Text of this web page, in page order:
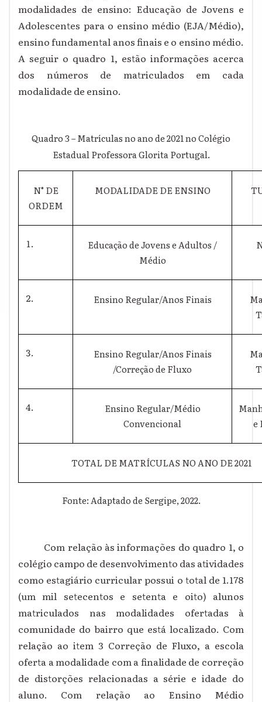
modalidades de ensino: Educação de Jovens e
Adolescentes para o ensino médio (EJA/Médio),
ensino fundamental anos finais e o ensino médio.
A seguir o quadro 1, estão informações acerca
dos números de matriculados em cada
modalidade de ensino.
Quadro 3 – Matrículas no ano de 2021 no Colégio
Estadual Professora Glorita Portugal.
N° DE
ORDEM
MODALIDADE DE ENSINO
Educação de Jovens e Adultos /
Médio
Ensino Regular/Anos Finais
Ensino Regular/Anos Finais
/Correção de Fluxo
Ensino Regular/Médio
Convencional
e
TOTAL DE MATRÍCULAS NO ANO DE 2021
Fonte: Adaptado de Sergipe, 2022.
Com relação às informações do quadro 1, o
colégio campo de desenvolvimento das atividades
como estagiário curricular possui o total de 1.178
(um mil setecentos e setenta e oito) alunos
matriculados nas modalidades ofertadas à
comunidade do bairro que está localizado. Com
relação ao item 3 Correção de Fluxo, a escola
oferta a modalidade com a finalidade de correção
de distorções relacionadas a série e idade do
aluno. Com relação ao Ensino Médio